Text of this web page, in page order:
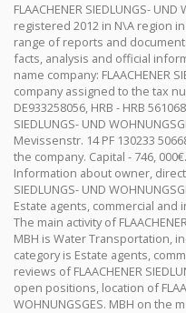
FLAACHENER SIEDLUNGS-
registered 2012 in N\A region
range of reports and
facts, analysis and official
name company: FLAACHENER
company assigned to the tax
DE933258056, HRB - HRB
SIEDLUNGS- UND
Mevissenstr. 14 PF 130233
the company. Capital - 746,
Information about owner,
SIEDLUNGS- UND
Estate agents, commercial and
The main activity of
MBH is Water Transportation,
category is Estate agents,
reviews of FLAACHENER
open positions, location of
WOHNUNGSGES. MBH on the